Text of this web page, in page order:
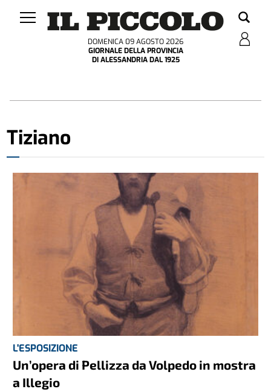
DOMENICA 09 AGOSTO 2026
GIORNALE DELLA PROVINCIA
DI ALESSANDRIA DAL 1925
Tiziano
L'ESPOSIZIONE
Un’opera di Pellizza da Volpedo in mostra
a Illegio